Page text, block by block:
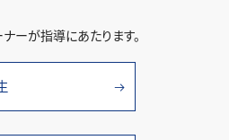
ーが指導にあたります。